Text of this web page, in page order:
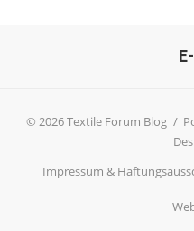
© 2026 Textile Forum Blog /
Impressum &